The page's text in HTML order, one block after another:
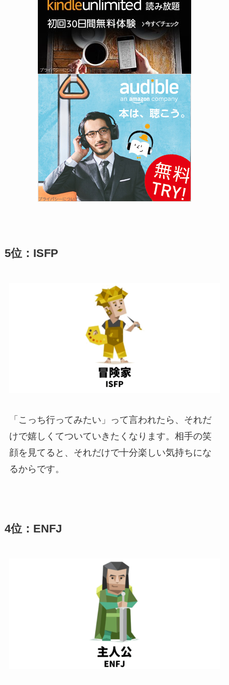
5位：ISFP
「こっち行ってみたい」って言われたら、それだ
けで嬉しくてついていきたくなります。相手の笑
顔を見てると、それだけで十分楽しい気持ちにな
るからです。
4位：ENFJ